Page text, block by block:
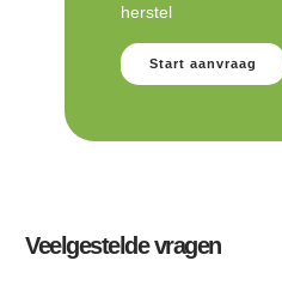
herstel
Start aanvraag
Veelgestelde vragen